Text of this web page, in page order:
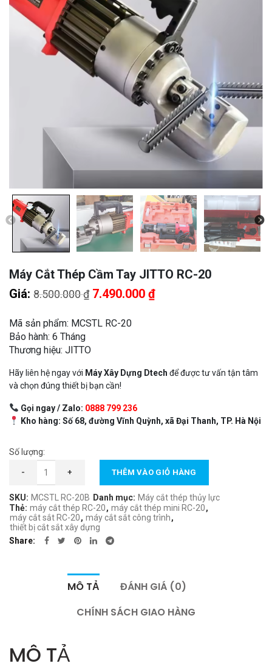
Máy Cắt Thép Cầm Tay JITTO RC-20
Giá: 8.500.000₫ Giá
là:
7.490.000 ₫Giá
Mã sản phẩm: MCSTL RC-20
Bảo hành: 6 Tháng
Thương hiệu: JITTO
Hãy liên hệ ngay với Máy Xây Dựng Dtech để được tư vấn tận tâm
và chọn đúng thiết bị bạn cần!
Gọi ngay / Zalo: 0888 799 236
Kho hàng: Số 68, đường Vĩnh Quỳnh, xã Đại Thanh, TP. Hà Nội
Số lượng:
Máy Cắt Thép Cầm Tay JITTO RC-20 số lượng
- + THÊM VÀO GIỎ HÀNG
SKU: MCSTL RC-20B Danh mục: Máy cắt thép thủy lực
Thẻ: máy cắt thép RC-20, máy cắt thép mini RC-20,
máy cắt sắt RC-20, máy cắt sắt công trình,
thiết bị cắt sắt xây dựng
Share
MÔ TẢ
ĐÁNH GIÁ (0)
CHÍNH SÁCH GIAO HÀNG
MÔ TẢ